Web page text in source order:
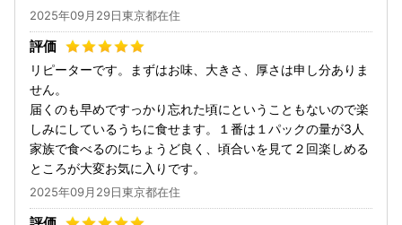
2025年09月29日東京都在住
リピーターです。まずはお味、大きさ、厚さは申し分ありま
せん。
届くのも早めですっかり忘れた頃にということもないので楽
しみにしているうちに食せます。１番は１パックの量が3人
家族で食べるのにちょうど良く、頃合いを見て２回楽しめる
ところが大変お気に入りです。
2025年09月29日東京都在住